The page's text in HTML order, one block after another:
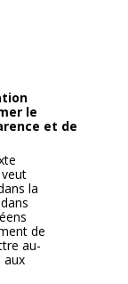
le
et de
la
de
au-
aux